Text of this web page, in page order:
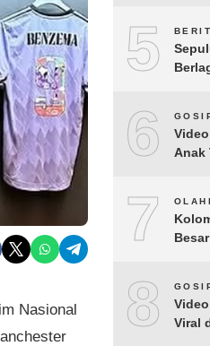
Nasional
5
6
Anak
7
8
Viral